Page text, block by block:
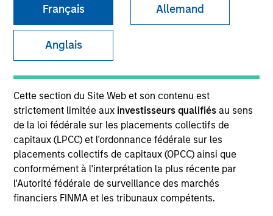
Français Allemand
Anglais
Cette section du Site Web et son contenu est
strictement limitée aux investisseurs qualifiésau sens
de la loi fédérale sur les placements collectifs de
capitaux (LPCC) et l'ordonnance fédérale sur les
placements collectifs de capitaux (OPCC) ainsi que
conformément à l'interprétation la plus récente par
l'Autorité fédérale de surveillance des marchés
financiers FINMA et les tribunaux compétents.
Consumer
COUNTRY
United States